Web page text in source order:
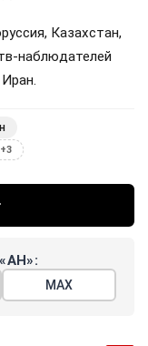
Казахстан,
наблюдателей
МАХ